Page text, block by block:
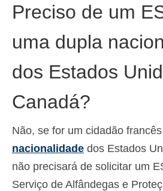
Preciso de um
uma dupla
dos Estados
Canadá?
Não, se for um cidadão
nacionalidade dos Estados
não precisará de solicitar um
Serviço de Alfândegas e